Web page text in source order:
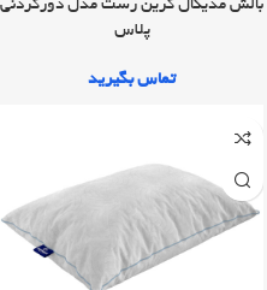
بالش مدیکال گرین رست مدل دورگردنی
پلاس
تماس بگیرید